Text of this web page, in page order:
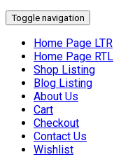
Toggle navigation
Home Page LTR
Home Page RTL
Shop Listing
Blog Listing
About Us
Cart
Checkout
Contact Us
Wishlist